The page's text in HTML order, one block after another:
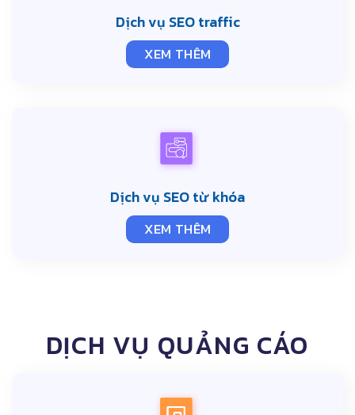
Dịch vụ SEO traffic
XEM THÊM
Dịch vụ SEO từ khóa
XEM THÊM
DỊCH VỤ QUẢNG CÁO